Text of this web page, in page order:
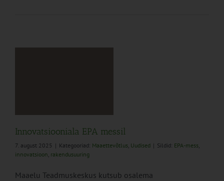
Innovatsiooniala EPA messil
7. august 2025 | Kategooriad: Maaettevõtlus, Uudised | Sildid: EPA-mess,
innovatsioon, rakendusuuring
Maaelu Teadmuskeskus kutsub osalema